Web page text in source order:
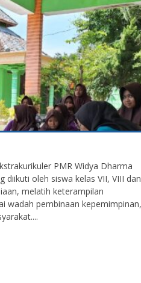
PMR Widya Dharma
diikuti oleh siswa kelas VII, VIII dan
melatih keterampilan
wadah pembinaan kepemimpinan,